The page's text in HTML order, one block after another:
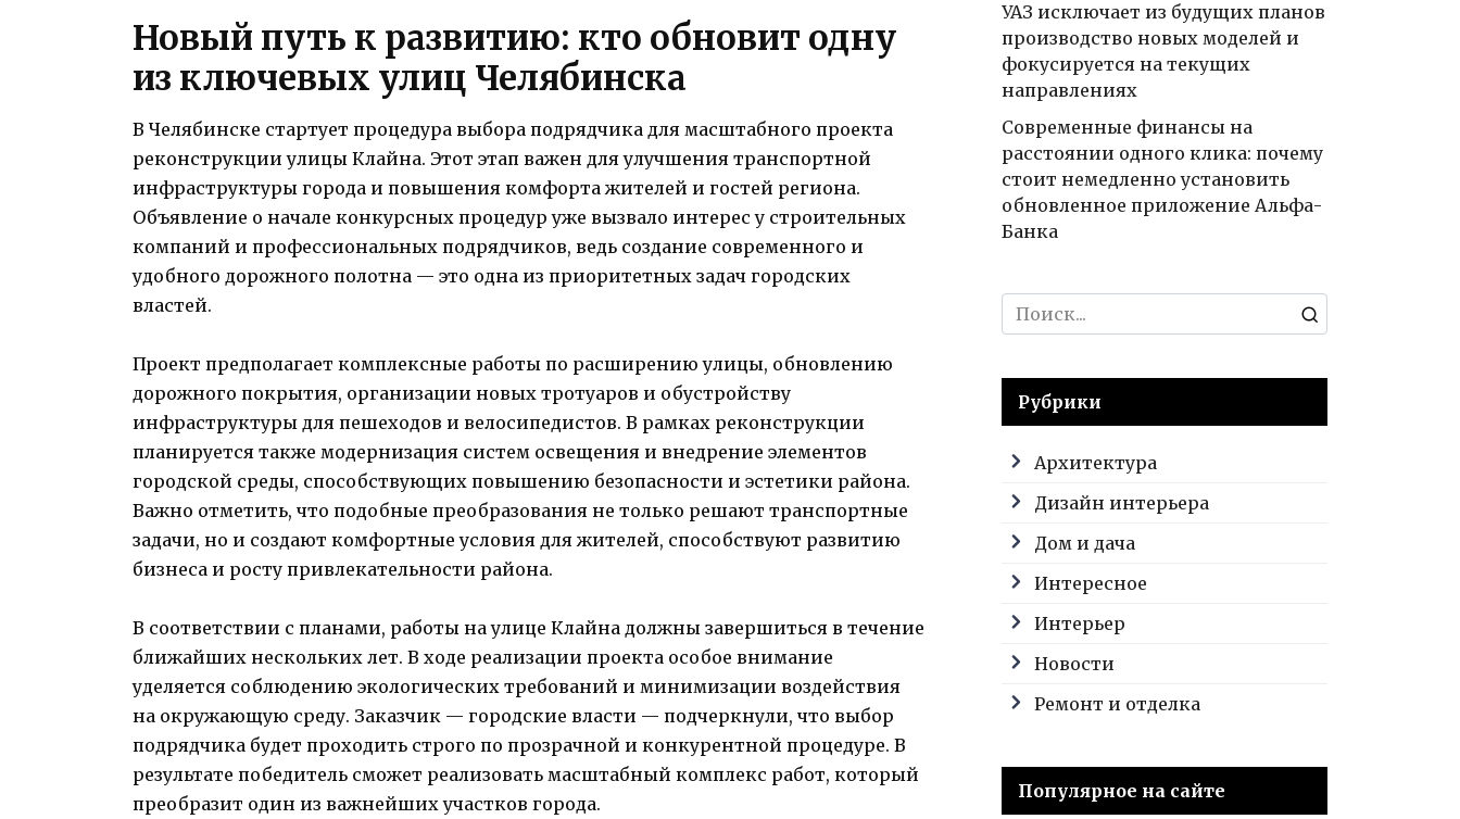
Новый путь к развитию: кто обновит одну
из ключевых улиц Челябинска
В Челябинске стартует процедура выбора подрядчика для масштабного проекта
реконструкции улицы Клайна. Этот этап важен для улучшения транспортной
инфраструктуры города и повышения комфорта жителей и гостей региона.
Объявление о начале конкурсных процедур уже вызвало интерес у строительных
компаний и профессиональных подрядчиков, ведь создание современного и
удобного дорожного полотна — это одна из приоритетных задач городских
властей.
Проект предполагает комплексные работы по расширению улицы, обновлению
дорожного покрытия, организации новых тротуаров и обустройству
инфраструктуры для пешеходов и велосипедистов. В рамках реконструкции
планируется также модернизация систем освещения и внедрение элементов
городской среды, способствующих повышению безопасности и эстетики района.
Важно отметить, что подобные преобразования не только решают транспортные
задачи, но и создают комфортные условия для жителей, способствуют развитию
бизнеса и росту привлекательности района.
В соответствии с планами, работы на улице Клайна должны завершиться в течение
ближайших нескольких лет. В ходе реализации проекта особое внимание
уделяется соблюдению экологических требований и минимизации воздействия
на окружающую среду. Заказчик — городские власти — подчеркнули, что выбор
подрядчика будет проходить строго по прозрачной и конкурентной процедуре. В
результате победитель сможет реализовать масштабный комплекс работ, который
преобразит один из важнейших участков города.
УАЗ исключает из будущих планов
производство новых моделей и
фокусируется на текущих
направлениях
Современные финансы на
расстоянии одного клика: почему
стоит немедленно установить
обновленное приложение Альфа-
Банка
Search
for:
Рубрики
Архитектура
Дизайн интерьера
Дом и дача
Интересное
Интерьер
Новости
Ремонт и отделка
Популярное на сайте